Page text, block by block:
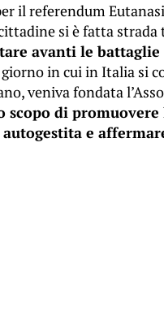
il referendum
si è fatta
avanti le battaglie
in cui in Italia si
veniva fondata
di
autogestita e